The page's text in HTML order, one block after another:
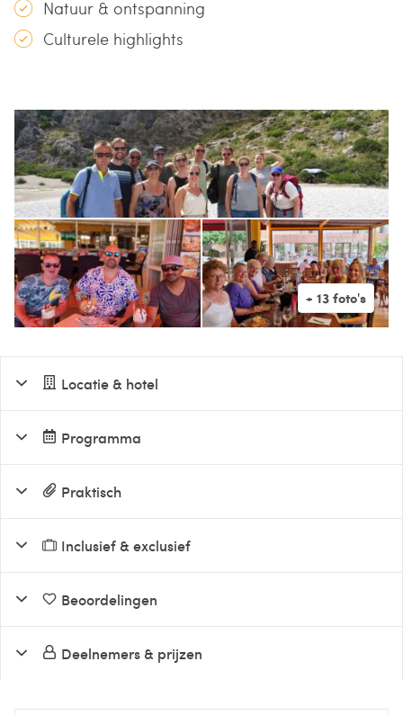
Natuur & ontspanning
Culturele highlights
Locatie & hotel
Programma
Praktisch
Inclusief & exclusief
Beoordelingen
Deelnemers & prijzen